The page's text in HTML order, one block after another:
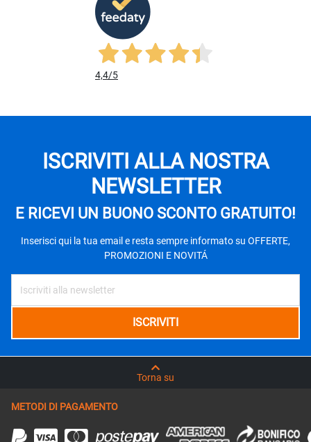
4,4/5
ISCRIVITI ALLA NOSTRA
NEWSLETTER
E RICEVI UN BUONO SCONTO GRATUITO!
Inserisci qui la tua email e resta sempre informato su OFFERTE,
PROMOZIONI E NOVITÁ
Torna su
METODI DI PAGAMENTO